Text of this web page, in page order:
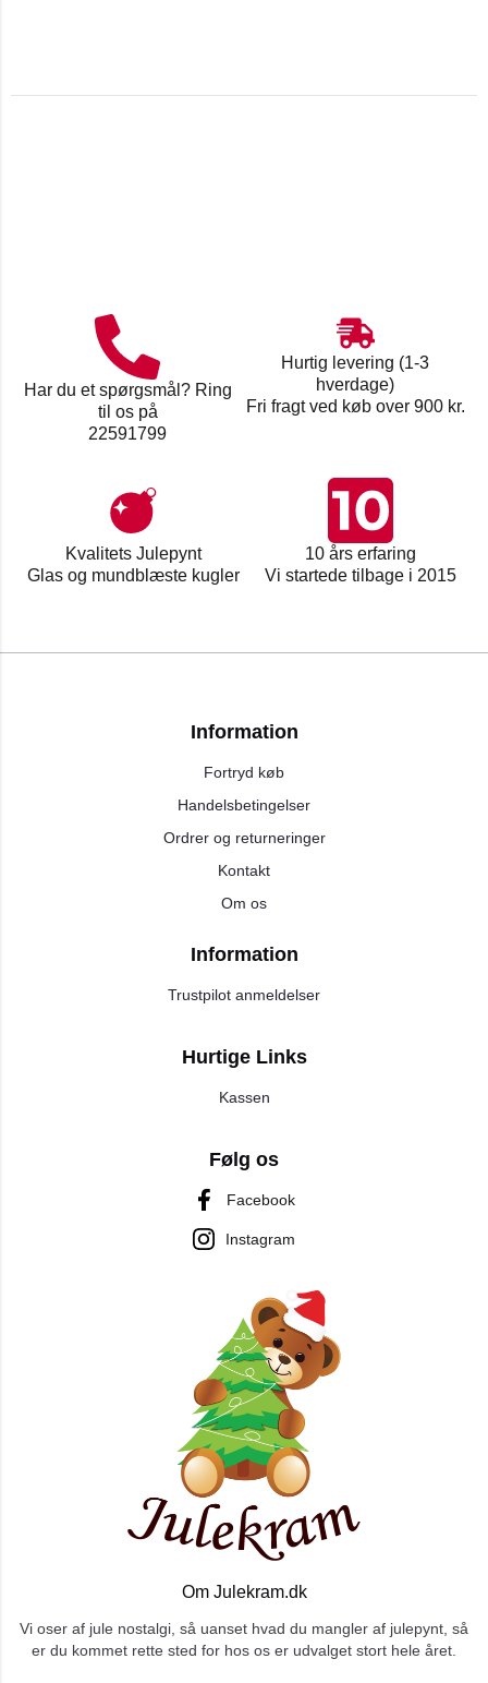
Har du et spørgsmål? Ring
til os på
22591799
Hurtig levering (1-3
hverdage)
Fri fragt ved køb over 900 kr.
Kvalitets Julepynt
Glas og mundblæste kugler
10 års erfaring
Vi startede tilbage i 2015
Om Julekram.dk
Vi oser af jule nostalgi, så uanset hvad du mangler af julepynt, så
er du kommet rette sted for hos os er udvalget stort hele året.
Information
Fortryd køb
Handelsbetingelser
Ordrer og returneringer
Kontakt
Om os
Information
Trustpilot anmeldelser
Hurtige Links
Kassen
Følg os
Facebook
Instagram